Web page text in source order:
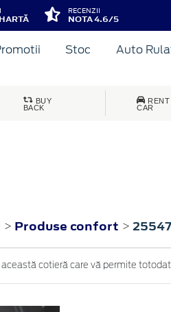
RECENZII
NOTA 4.6/5
Stoc Auto
BUY
BACK
RENT
CAR
> Produse confort >
cotieră care vă permite